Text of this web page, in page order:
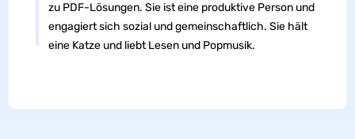
zu PDF-Lösungen. Sie ist eine produktive Person und
engagiert sich sozial und gemeinschaftlich. Sie hält
eine Katze und liebt Lesen und Popmusik.